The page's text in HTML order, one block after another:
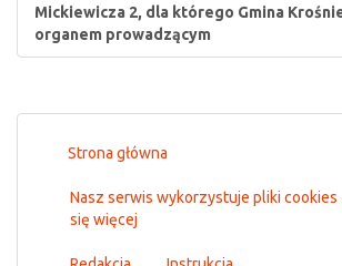
Mickiewicza 2, dla którego Gmina
organem prowadzącym
Strona główna
Nasz serwis wykorzystuje pliki cookies
się więcej